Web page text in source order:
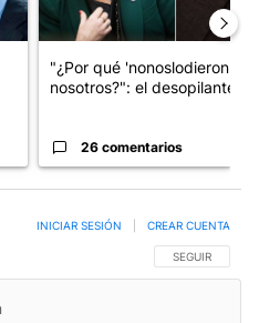
"¿Por qué 'nonoslodieron' a
nosotros?": el desopilante ...
26 comentarios
SIGA ESTA
SEGUIR
INICIAR SESIÓN CREAR CUENTA